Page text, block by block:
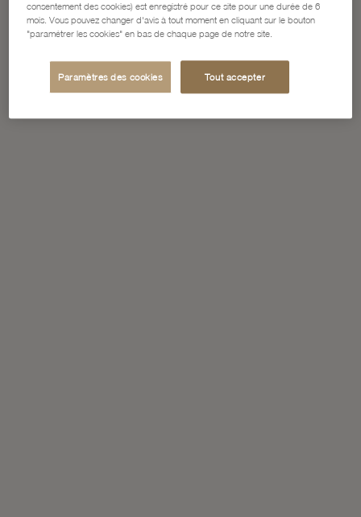
consentement des cookies) est enregistré pour ce site pour une durée de 6
mois. Vous pouvez changer d'avis à tout moment en cliquant sur le bouton
"paramétrer les cookies" en bas de chaque page de notre site.
Paramètres des cookies Tout accepter